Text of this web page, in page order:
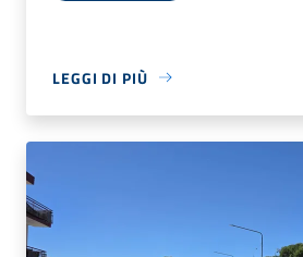
LEGGI DI PIÙ